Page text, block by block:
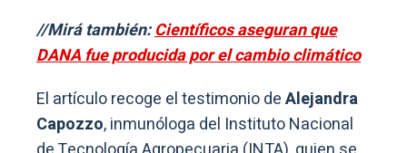
//Mirá también:Científicos aseguran que
DANA fue producida por el cambio climático
El artículo recoge el testimonio deAlejandra
Capozzo, inmunóloga del Instituto Nacional